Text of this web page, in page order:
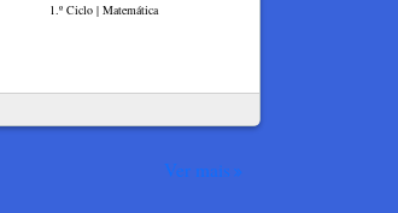
1.º Ciclo | Matemática
Ver mais